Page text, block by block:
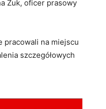
Żuk, oficer prasowy
pracowali na miejscu
szczegółowych